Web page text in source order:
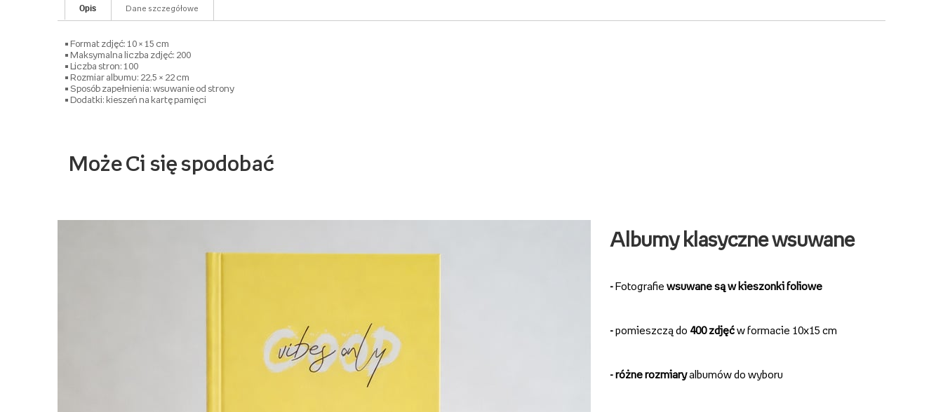
Opis Dane szczegółowe
• Format zdjęć: 10 × 15 cm
• Maksymalna liczba zdjęć: 200
• Liczba stron: 100
• Rozmiar albumu: 22,5 × 22 cm
• Sposób zapełnienia: wsuwanie od strony
• Dodatki: kieszeń na kartę pamięci
Może Ci się spodobać
Albumy klasyczne wsuwane
-Fotografie wsuwane są w kieszonki foliowe
-pomieszczą do 400 zdjęćw formacie 10x15 cm
- różne rozmiaryalbumów do wyboru